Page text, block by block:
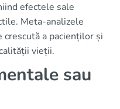
efectele sale
Meta-analizele
crescută a pacienților și
vieții.
sau